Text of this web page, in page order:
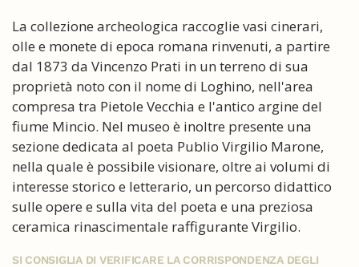
La collezione archeologica raccoglie vasi cinerari,
olle e monete di epoca romana rinvenuti, a partire
dal 1873 da Vincenzo Prati in un terreno di sua
proprietà noto con il nome di Loghino, nell'area
compresa tra Pietole Vecchia e l'antico argine del
fiume Mincio. Nel museo è inoltre presente una
sezione dedicata al poeta Publio Virgilio Marone,
nella quale è possibile visionare, oltre ai volumi di
interesse storico e letterario, un percorso didattico
sulle opere e sulla vita del poeta e una preziosa
ceramica rinascimentale raffigurante Virgilio.
SI CONSIGLIA DI VERIFICARE LA CORRISPONDENZA DEGLI